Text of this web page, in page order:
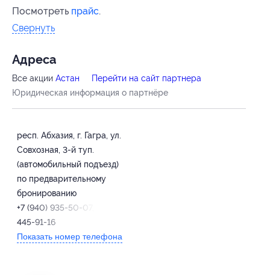
Посмотреть прайс.
Свернуть
Адресa
Все акции Астан
Перейти на сайт партнера
Юридическая информация о партнёре
респ. Абхазия, г. Гагра, ул.
Совхозная, 3-й туп.
(автомобильный подъезд)
по предварительному
бронированию
+7 (940) 935-50-07, +7 (928)
445-91-16
Показать номер телефона